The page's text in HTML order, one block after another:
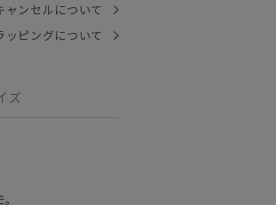
ャンセルについて
ッピングについて
ズ